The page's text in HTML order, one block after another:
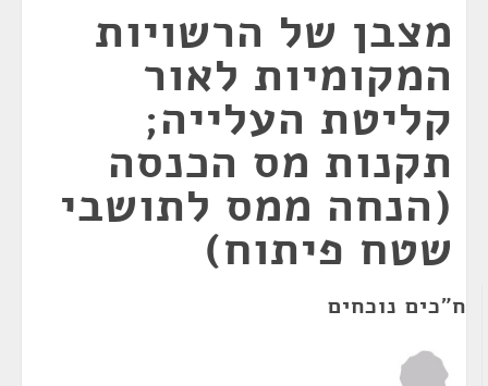
מצבן של הרשויות
המקומיות לאור
קליטת העלייה;
תקנות מס הכנסה
(הנחה ממס לתושבי
שטח פיתוח)
ח"כים נוכחים